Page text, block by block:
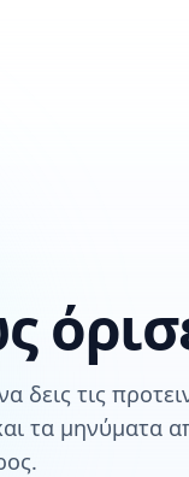
δεις τις
τα μηνύματα